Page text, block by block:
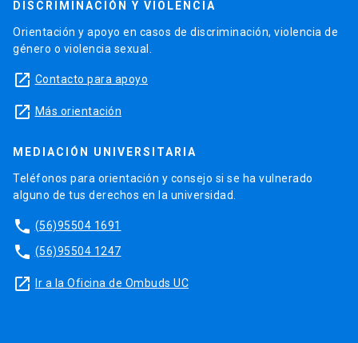
DISCRIMINACIÓN Y VIOLENCIA
Orientación y apoyo en casos de discriminación, violencia de
género o violencia sexual.
launch Contacto para apoyo
launch Más orientación
MEDIACIÓN UNIVERSITARIA
Teléfonos para orientación y consejo si se ha vulnerado
alguno de tus derechos en la universidad.
phone (56)95504 1691
phone (56)95504 1247
launch Ir a la Oficina de Ombuds UC